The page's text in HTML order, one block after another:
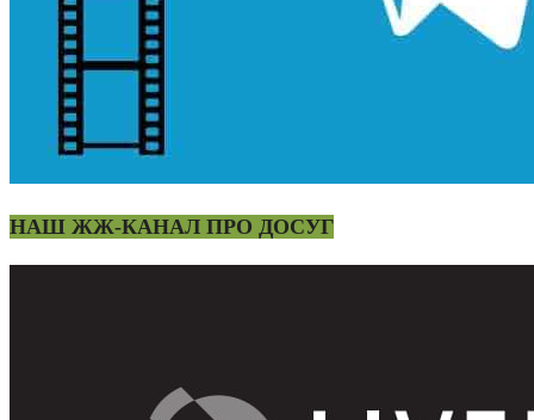
НАШ ЖЖ-КАНАЛ ПРО ДОСУГ